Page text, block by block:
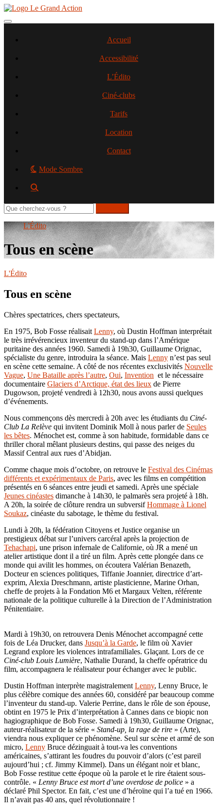
Aller
contenu
Toggle navigation
Accueil
Accessibilité
L’Édito
Ciné-clubs
Tarifs
Location
Contact
Mode Sombre
Rechercher
sur
le
site
L'Édito
Tous en scène
L'Édito
Tous en scène
Chères spectatrices, chers spectateurs,
En 1975, Bob Fosse réalisait Lenny, où Dustin Hoffman interprétait
le très irrévérencieux inventeur du stand-up dans l’Amérique
puritaine des années 1960. Samedi à 19h30, Guillaume Orignac,
spécialiste du genre, introduira la séance. Mais Lenny n’est pas seul
en scène cette semaine. A côté de nos récentes exclusivités Nouvelle
Vague, Une Bataille après l’autre, Oui, Invention et le nécessaire
documentaire Glaciers d’Arctique, état des lieux de Pierre
Dugowson, projeté vendredi à 12h30, nous avons aussi quelques
d’événements.
Nous commençons dès mercredi à 20h avec les étudiants du Ciné-
Club La Relève qui invitent Dominik Moll à nous parler de Seules
les bêtes. Ménochet est, comme à son habitude, formidable dans ce
thriller choral mêlant plusieurs destins, qui passe des neiges du
Massif Central aux rues d’Abidjan.
Comme chaque mois d’octobre, on retrouve le Festival des Cinémas
différents et expérimentaux de Paris, avec les films en compétition
présentés en 6 séances entre jeudi et samedi. Après une spéciale
Jeunes cinéastes dimanche à 14h30, le palmarès sera projeté à 18h.
A 20h, la soirée de clôture rendra un subversifHommage à Lionel
Soukaz, cinéaste du sabotage, le thème du festival.
Lundi à 20h, la fédération Citoyens et Justice organise un
prestigieux débat sur l’univers carcéral après la projection de
Tehachapi, une prison infernale de Californie, où JR a mené un
atelier artistique dont il a tiré un film. Après cette plongée dans ce
monde qui avilit les hommes, on écoutera Valérian Benazeth,
Docteur en sciences politiques, Tiffanie Joannier, directrice d’art-
exprim, Alexia Dreschmann, artiste plasticienne, Marine Orhan,
cheffe de projets à la Fondation M6 et Margaux Velten, référente
nationale de la politique culturelle à la Direction de l’Administration
Pénitentiaire.
Mardi à 19h30, on retrouvera Denis Ménochet accompagné cette
fois de Léa Drucker, dans Jusqu’à la Garde, le film où Xavier
Legrand explore les violences intrafamiliales. Glaçant. Lors de ce
Ciné-club Louis Lumière, Nathalie Durand, la cheffe opératrice du
film, accompagnera le réalisateur pour échanger avec le public.
Dustin Hoffman interprète magistralement Lenny, Lenny Bruce, le
plus célèbre comique des années 60, considéré par beaucoup comme
l’inventeur du stand-up. Valerie Perrine, dans le rôle de son épouse,
obtint en 1975 le Prix d’interprétation à Cannes dans ce biopic non
hagiographique de Bob Fosse. Samedi à 19h30, Guillaume Orignac,
auteur-réalisateur de la série « Stand-up, la rage de rire » (Arte),
viendra nous expliquer ce phénomène. Seul sur scène et armé de son
micro, Lenny Bruce dézinguait à tout-va les conventions
américaines, s’attirant les foudres du pouvoir d’alors (c’est pareil
aujourd’hui ; cf. Jimmy Kimmel). Dans un élégant noir et blanc,
Bob Fosse restitue cette époque où la parole et le rire étaient sous-
contrôle. « Lenny Bruce est mort d’une overdose de police » a
déclaré Phil Spector. En fait, c’est une d’héroïne qui l’a tué en 1966.
Il n’avait pas 40 ans, quel révolutionnaire !